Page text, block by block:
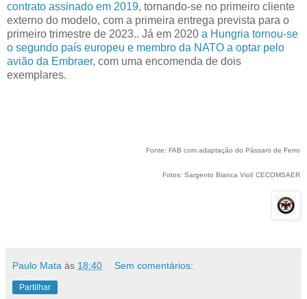
contrato assinado em 2019, tornando-se no primeiro cliente
externo do modelo, com a primeira entrega prevista para o
primeiro trimestre de 2023.. Já em 2020 a Hungria tornou-se
o segundo país europeu e membro da NATO a optar pelo
avião da Embraer, com uma encomenda de dois
exemplares.
Fonte: FAB com adaptação do Pássaro de Ferro
Fotos: Sargento Bianca Viol/ CECOMSAER
Paulo Mata às 18:40 Sem comentários:
Partilhar